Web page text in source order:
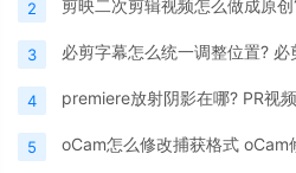
2 剪映二次剪辑视频怎么做成原
3 必剪字幕怎么统一调整位置?
4 premiere放射阴影在哪? PR视
5 oCam怎么修改捕获格式 oCam